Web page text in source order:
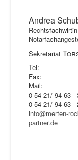
Andrea
Sekretariat
Tel:
Fax:
Mail:
0 54 21/ 94 63 -
0 54 21/ 94 63 -
info@merten-
partner.de